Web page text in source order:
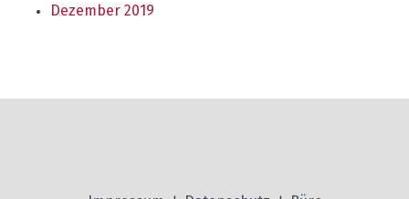
Dezember 2019